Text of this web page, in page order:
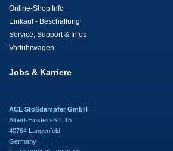
Online-Shop Info
Einkauf - Beschaffung
Service, Support & Infos
Vorführwagen
Jobs & Karriere
ACE Stoßdämpfer GmbH
Albert-Einstein-Str. 15
40764 Langenfeld
Germany